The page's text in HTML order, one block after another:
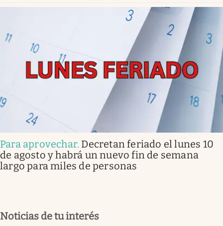
Para aprovechar. Decretan feriado el lunes 10
de agosto y habrá un nuevo fin de semana
largo para miles de personas
Noticias de tu interés